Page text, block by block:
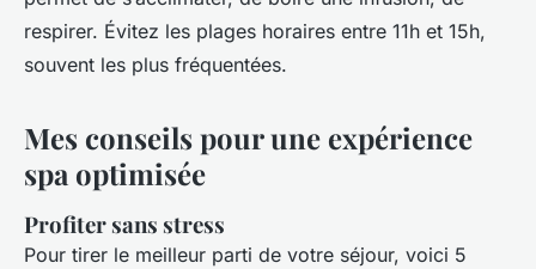
respirer. Évitez les plages horaires entre 11h et 15h,
souvent les plus fréquentées.
Mes conseils pour une expérience
spa optimisée
Profiter sans stress
Pour tirer le meilleur parti de votre séjour, voici 5